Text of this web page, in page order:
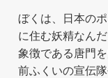
ぼくは、日本の
に住む妖精なん
象徴である唐門
前ふくいの宣伝